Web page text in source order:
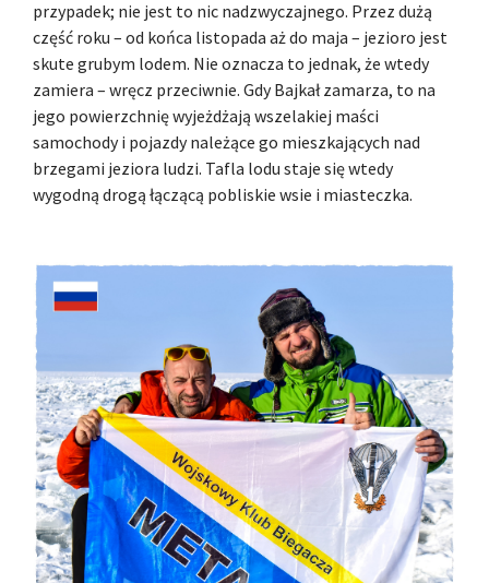
przypadek; nie jest to nic nadzwyczajnego. Przez dużą
część roku – od końca listopada aż do maja – jezioro jest
skute grubym lodem. Nie oznacza to jednak, że wtedy
zamiera – wręcz przeciwnie. Gdy Bajkał zamarza, to na
jego powierzchnię wyjeżdżają wszelakiej maści
samochody i pojazdy należące go mieszkających nad
brzegami jeziora ludzi. Tafla lodu staje się wtedy
wygodną drogą łączącą pobliskie wsie i miasteczka.